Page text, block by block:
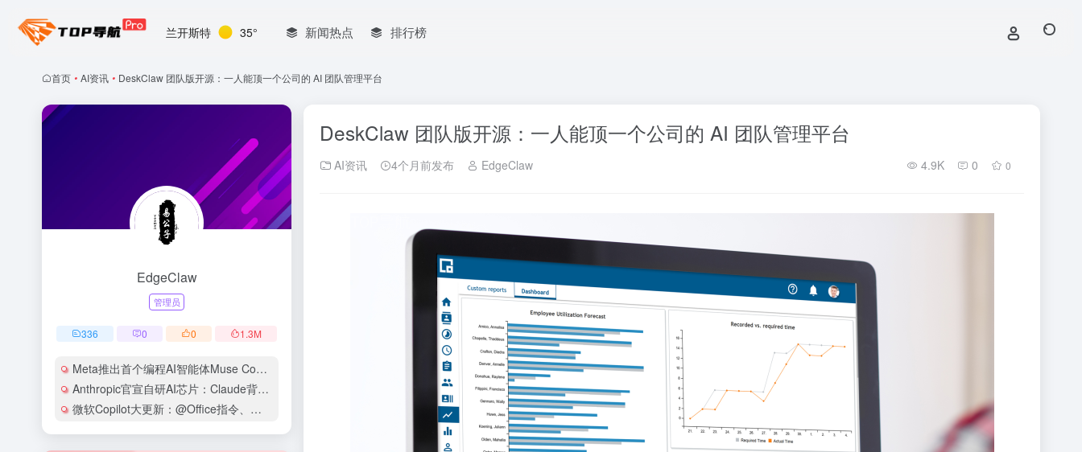
兰开斯特 35° 新闻热点 排行榜
首页 • AI资讯 • DeskClaw 团队版开源：一人能顶一个公司的 AI 团队管理平台
DeskClaw 团队版开源：一人能顶一个公司的 AI 团队管理平台
AI资讯 4个月前发布 EdgeClaw 4.9K 0 0
EdgeClaw
管理员
336 0 0 1.3M
Meta推出首个编程AI智能体Muse Code，用低价策略叫板Claude Code和Codex
Anthropic官宣自研AI芯片：Claude背后的算力野心，AI公司为何纷纷走向“软硬一体”？
微软Copilot大更新：@Office指令、浏览器自动化、数字员工市场，办公效率要变天